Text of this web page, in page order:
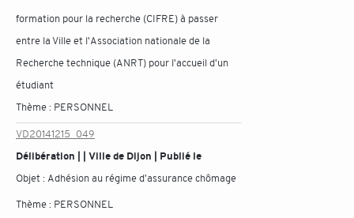
formation pour la recherche (CIFRE) à passer
entre la Ville et l'Association nationale de la
Recherche technique (ANRT) pour l'accueil d'un
étudiant
Thème : PERSONNEL
VD20141215_049
Délibération | | Ville de Dijon | Publié le
Objet : Adhésion au régime d'assurance chômage
Thème : PERSONNEL